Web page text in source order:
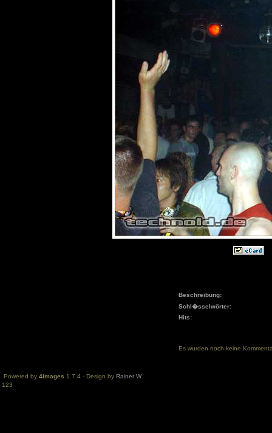
Beschreibung:
Schl�sselwörter:
Hits:
Es wurden noch keine
Powered by 4images 1.7.4 - Design by Rainer W
123